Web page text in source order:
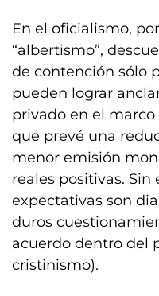
En el oficialismo,
“albertismo”,
de contención sólo
pueden lograr
privado en el marco
que prevé una
menor emisión
reales positivas. Sin
expectativas son
duros
acuerdo dentro del
cristinismo).